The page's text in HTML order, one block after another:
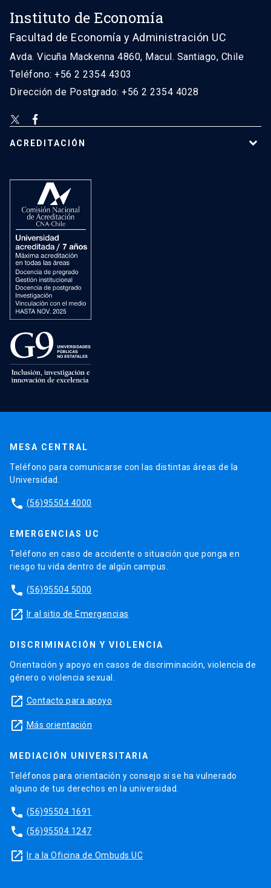
Instituto de Economía
Facultad de Economía y Administración UC
Avda. Vicuña Mackenna 4860, Macul. Santiago, Chile
Teléfono: +56 2 2354 4303
Dirección de Postgrado: +56 2 2354 4028
ACREDITACIÓN
MESA CENTRAL
Teléfono para comunicarse con las distintas áreas de la
Universidad.
phone (56)95504 4000
EMERGENCIAS UC
Teléfono en caso de accidente o situación que ponga en
riesgo tu vida dentro de algún campus.
phone (56)95504 5000
launch Ir al sitio de Emergencias
DISCRIMINACIÓN Y VIOLENCIA
Orientación y apoyo en casos de discriminación, violencia de
género o violencia sexual.
launch Contacto para apoyo
launch Más orientación
MEDIACIÓN UNIVERSITARIA
Teléfonos para orientación y consejo si se ha vulnerado
alguno de tus derechos en la universidad.
phone (56)95504 1691
phone (56)95504 1247
launch Ir a la Oficina de Ombuds UC